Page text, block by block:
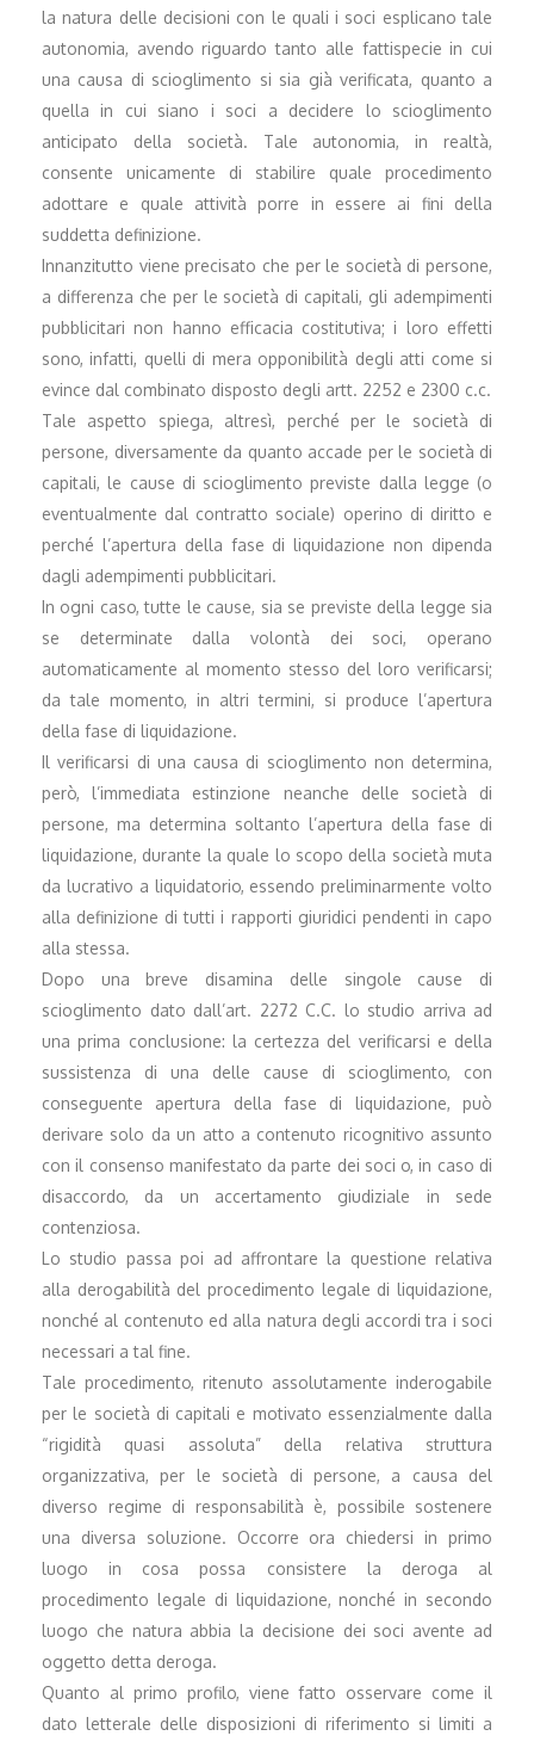
la natura delle decisioni con le quali i soci esplicano tale
autonomia, avendo riguardo tanto alle fattispecie in cui
una causa di scioglimento si sia già verificata, quanto a
quella in cui siano i soci a decidere lo scioglimento
anticipato della società. Tale autonomia, in realtà,
consente unicamente di stabilire quale procedimento
adottare e quale attività porre in essere ai fini della
suddetta definizione.
Innanzitutto viene precisato che per le società di persone,
a differenza che per le società di capitali, gli adempimenti
pubblicitari non hanno efficacia costitutiva; i loro effetti
sono, infatti, quelli di mera opponibilità degli atti come si
evince dal combinato disposto degli artt. 2252 e 2300 c.c.
Tale aspetto spiega, altresì, perché per le società di
persone, diversamente da quanto accade per le società di
capitali, le cause di scioglimento previste dalla legge (o
eventualmente dal contratto sociale) operino di diritto e
perché l’apertura della fase di liquidazione non dipenda
dagli adempimenti pubblicitari.
In ogni caso, tutte le cause, sia se previste della legge sia
se determinate dalla volontà dei soci, operano
automaticamente al momento stesso del loro verificarsi;
da tale momento, in altri termini, si produce l’apertura
della fase di liquidazione.
Il verificarsi di una causa di scioglimento non determina,
però, l’immediata estinzione neanche delle società di
persone, ma determina soltanto l’apertura della fase di
liquidazione, durante la quale lo scopo della società muta
da lucrativo a liquidatorio, essendo preliminarmente volto
alla definizione di tutti i rapporti giuridici pendenti in capo
alla stessa.
Dopo una breve disamina delle singole cause di
scioglimento dato dall’art. 2272 C.C. lo studio arriva ad
una prima conclusione: la certezza del verificarsi e della
sussistenza di una delle cause di scioglimento, con
conseguente apertura della fase di liquidazione, può
derivare solo da un atto a contenuto ricognitivo assunto
con il consenso manifestato da parte dei soci o, in caso di
disaccordo, da un accertamento giudiziale in sede
contenziosa.
Lo studio passa poi ad affrontare la questione relativa
alla derogabilità del procedimento legale di liquidazione,
nonché al contenuto ed alla natura degli accordi tra i soci
necessari a tal fine.
Tale procedimento, ritenuto assolutamente inderogabile
per le società di capitali e motivato essenzialmente dalla
“rigidità quasi assoluta” della relativa struttura
organizzativa, per le società di persone, a causa del
diverso regime di responsabilità è, possibile sostenere
una diversa soluzione. Occorre ora chiedersi in primo
luogo in cosa possa consistere la deroga al
procedimento legale di liquidazione, nonché in secondo
luogo che natura abbia la decisione dei soci avente ad
oggetto detta deroga.
Quanto al primo profilo, viene fatto osservare come il
dato letterale delle disposizioni di riferimento si limiti a